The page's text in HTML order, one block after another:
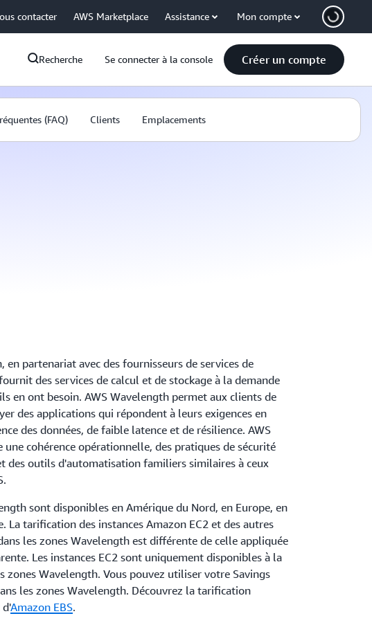
contacter AWS Marketplace Assistance Mon compte
Recherche Se connecter à la console Créer un compte
(FAQ) Clients Emplacements
en partenariat avec des fournisseurs de services de
des services de calcul et de stockage à la demande
en ont besoin. AWS Wavelength permet aux clients de
des applications qui répondent à leurs exigences en
des données, de faible latence et de résilience. AWS
cohérence opérationnelle, des pratiques de sécurité
des outils d'automatisation familiers similaires à ceux
sont disponibles en Amérique du Nord, en Europe, en
La tarification des instances Amazon EC2 et des autres
les zones Wavelength est différente de celle appliquée
Les instances EC2 sont uniquement disponibles à la
zones Wavelength. Vous pouvez utiliser votre Savings
les zones Wavelength. Découvrez la tarification
d'Amazon EBS.